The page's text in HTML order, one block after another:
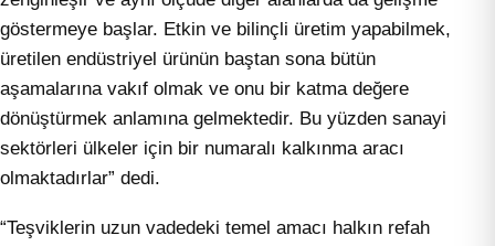
göstermeye başlar. Etkin ve bilinçli üretim yapabilmek,
üretilen endüstriyel ürünün baştan sona bütün
aşamalarına vakıf olmak ve onu bir katma değere
dönüştürmek anlamına gelmektedir. Bu yüzden sanayi
sektörleri ülkeler için bir numaralı kalkınma aracı
olmaktadırlar” dedi.
“Teşviklerin uzun vadedeki temel amacı halkın refah